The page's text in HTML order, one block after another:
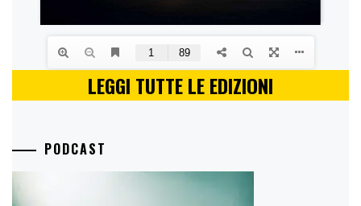
LEGGI TUTTE LE EDIZIONI
PODCAST